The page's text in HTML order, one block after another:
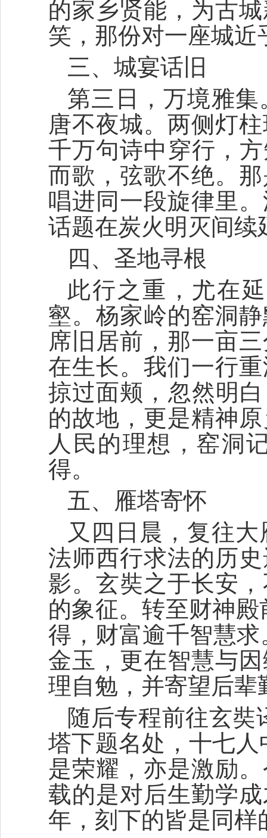
的家乡贤能，为古
笑，那份对一座城
三、城宴话旧
第三日，万境雅
唐不夜城。两侧灯
千万句诗中穿行，
而歌，弦歌不绝。
唱进同一段旋律里
话题在炭火明灭间
四、圣地寻根
此行之重，尤在
壑。杨家岭的窑洞
席旧居前，那一亩
在生长。我们一行
掠过面颊，忽然明
的故地，更是精神
人民的理想，窑洞
得。
五、雁塔寄怀
又四日晨，复往
法师西行求法的历
影。玄奘之于长安
的象征。转至财神
得，财富逾千智慧
金玉，更在智慧与
理自勉，并寄望后
随后专程前往玄
塔下题名处，十七
是荣耀，亦是激励
载的是对后生勤学
年，刻下的皆是同样